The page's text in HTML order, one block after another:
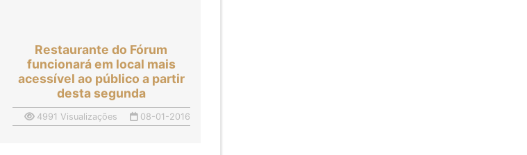
Restaurante do Fórum
funcionará em local mais
acessível ao público a partir
desta segunda
4991 Visualizações 08-01-2016